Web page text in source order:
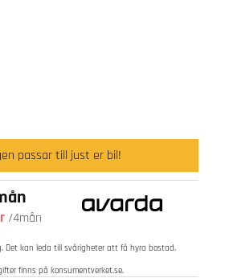
passar till just er bil!
/4mån
Det kan leda till svårigheter att få hyra bostad,
finns på konsumentverket.se.